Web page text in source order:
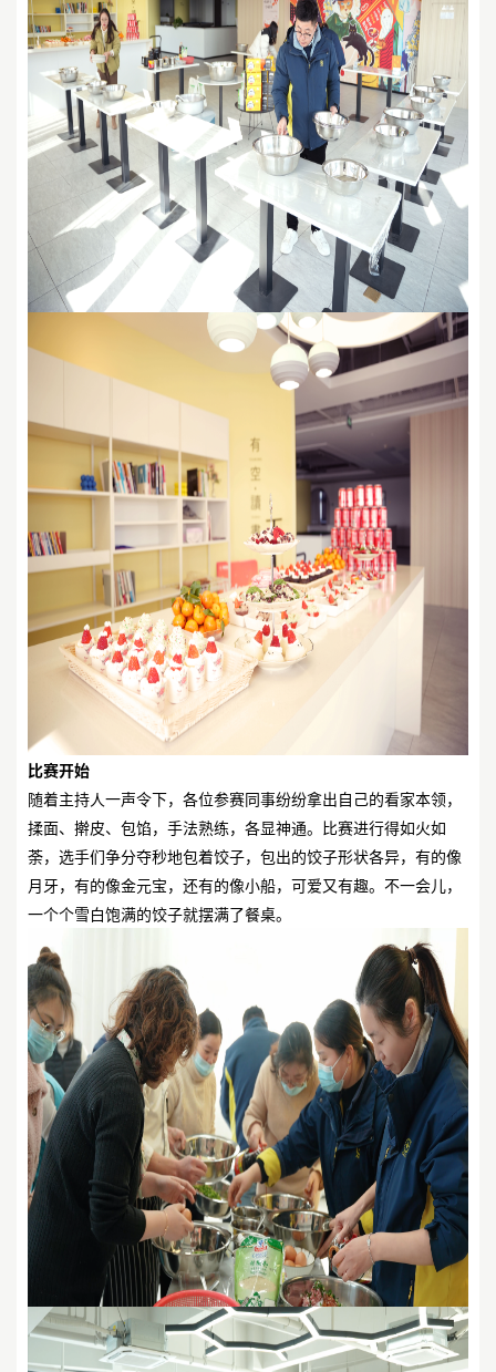
比赛开始
随着主持人一声令下，各位参赛同事纷纷拿出自己的看家本领，
揉面、擀皮、包馅，手法熟练，各显神通。比赛进行得如火如
荼，选手们争分夺秒地包着饺子，包出的饺子形状各异，有的像
月牙，有的像金元宝，还有的像小船，可爱又有趣。不一会儿，
一个个雪白饱满的饺子就摆满了餐桌。